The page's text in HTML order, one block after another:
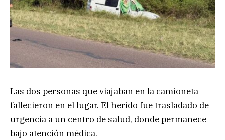
Las dos personas que viajaban en la camioneta
fallecieron en el lugar. El herido fue trasladado de
urgencia a un centro de salud, donde permanece
bajo atención médica.